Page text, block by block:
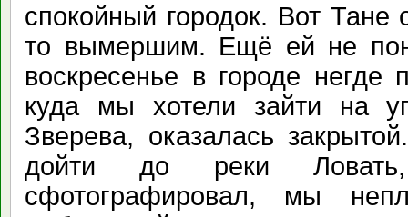
спокойный городок. Вот Тане
то вымершим. Ещё ей не
воскресенье в городе негде
куда мы хотели зайти на
Зверева, оказалась
дойти до реки
сфотографировал, мы